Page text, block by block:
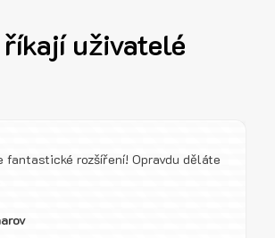
říkají uživatelé
fantastické rozšíření! Opravdu děláte